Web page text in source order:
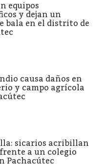
equipos
y dejan un
bala en el distrito de
causa daños en
y campo agrícola
sicarios acribillan
a un colegio
Pachacútec